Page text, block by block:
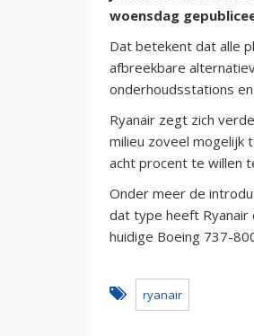
woensdag
Dat betekent dat alle
afbreekbare
onderhoudsstations
Ryanair zegt zich
milieu zoveel
acht procent te willen
Onder meer de
dat type heeft Ryanair
huidige Boeing 737-
ryanair